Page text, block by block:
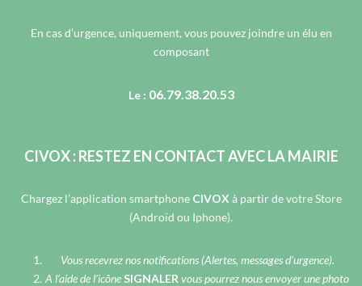
En cas d’urgence, uniquement, vous pouvez joindre un élu en
composant
Le : 06.79.38.20.53
CIVOX : RESTEZ EN CONTACT AVEC LA MAIRIE
Chargez l’application smartphone CIVOX à partir de votre Store
(Androïd ou Iphone).
Vous recevrez nos notifications (Alertes, messages d’urgence).
A l’aide de l’icône SIGNALER vous pourrez nous envoyer une photo